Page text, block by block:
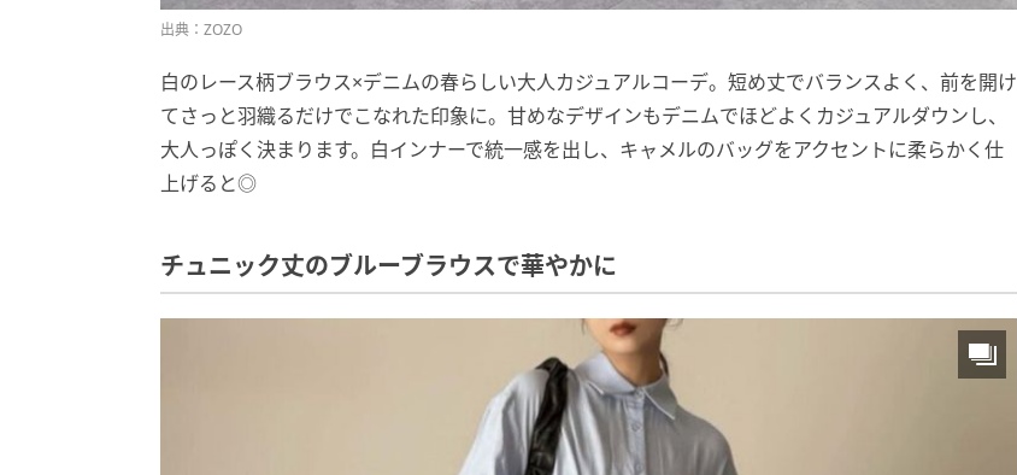
出典：ZOZO
白のレース柄ブラウス×デニムの春らしい大人カジュアルコーデ。短め丈でバランスよく、前を開け
てさっと羽織るだけでこなれた印象に。甘めなデザインもデニムでほどよくカジュアルダウンし、
大人っぽく決まります。白インナーで統一感を出し、キャメルのバッグをアクセントに柔らかく仕
上げると◎
チュニック丈のブルーブラウスで華やかに